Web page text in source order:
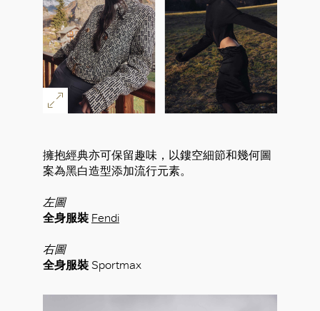
擁抱經典亦可保留趣味，以鏤空細節和幾何圖
案為黑白造型添加流行元素。
左圖
全身服裝 Fendi
右圖
全身服裝 Sportmax